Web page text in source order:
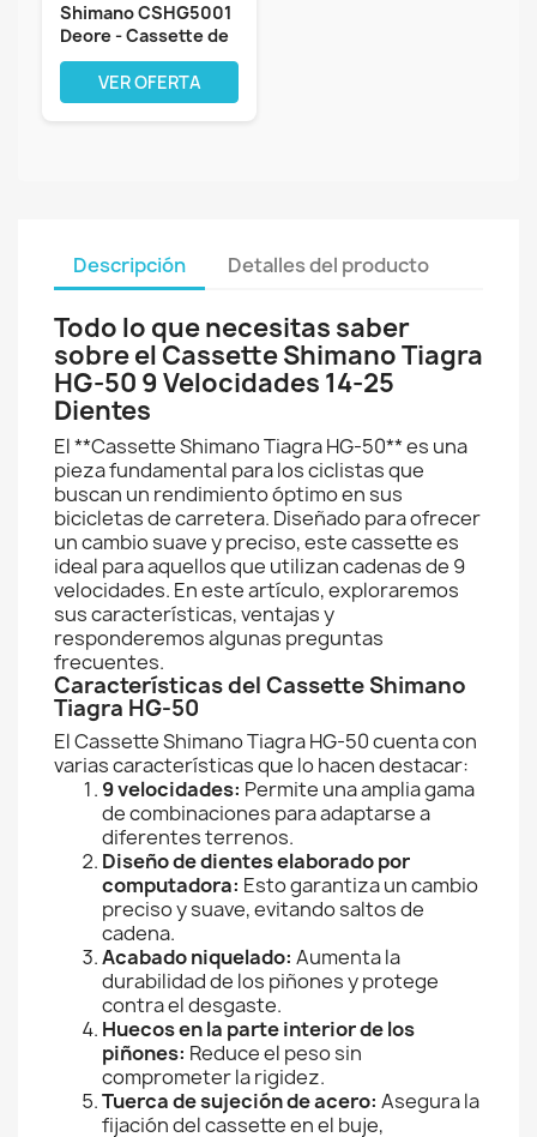
Shimano CSHG5001
Deore - Cassette de
Piñones...
VER OFERTA
Descripción Detalles del producto
Todo lo que necesitas saber
sobre el Cassette Shimano Tiagra
HG-50 9 Velocidades 14-25
Dientes
El **Cassette Shimano Tiagra HG-50** es una
pieza fundamental para los ciclistas que
buscan un rendimiento óptimo en sus
bicicletas de carretera. Diseñado para ofrecer
un cambio suave y preciso, este cassette es
ideal para aquellos que utilizan cadenas de 9
velocidades. En este artículo, exploraremos
sus características, ventajas y
responderemos algunas preguntas
frecuentes.
Características del Cassette Shimano
Tiagra HG-50
El Cassette Shimano Tiagra HG-50 cuenta con
varias características que lo hacen destacar:
9 velocidades: Permite una amplia gama
de combinaciones para adaptarse a
diferentes terrenos.
Diseño de dientes elaborado por
computadora: Esto garantiza un cambio
preciso y suave, evitando saltos de
cadena.
Acabado niquelado: Aumenta la
durabilidad de los piñones y protege
contra el desgaste.
Huecos en la parte interior de los
piñones: Reduce el peso sin
comprometer la rigidez.
Tuerca de sujeción de acero: Asegura la
fijación del cassette en el buje,